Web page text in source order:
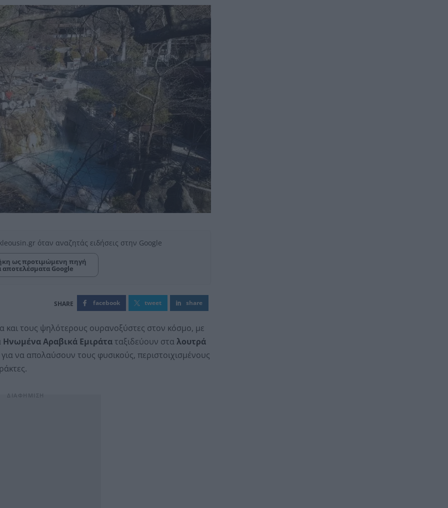
όταν αναζητάς ειδήσεις στην Google
ως προτιμώμενη πηγή
αποτελέσματα Google
facebook tweet share
και τους ψηλότερους ουρανοξύστες στον κόσμο, με
Ηνωμένα Αραβικά Εμιράταταξιδεύουν σταλουτρά
να απολαύσουν τους φυσικούς, περιστοιχισμένους